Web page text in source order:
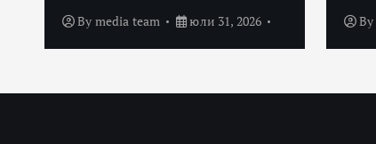
By media team юли 31, 2026 By